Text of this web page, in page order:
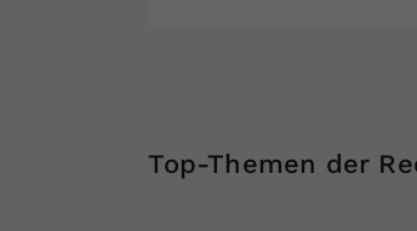
Top-Themen der